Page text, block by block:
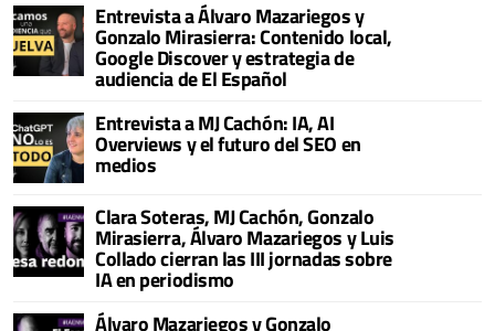
Entrevista a Álvaro Mazariegos y
Gonzalo Mirasierra: Contenido local,
Google Discover y estrategia de
audiencia de El Español
Entrevista a MJ Cachón: IA, AI
Overviews y el futuro del SEO en
medios
Clara Soteras, MJ Cachón, Gonzalo
Mirasierra, Álvaro Mazariegos y Luis
Collado cierran las III jornadas sobre
IA en periodismo
Álvaro Mazariegos y Gonzalo